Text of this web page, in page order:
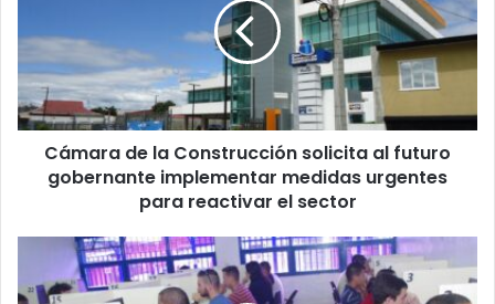
solicita
futuro
gobernante
implementar
medidas
urgentes
Cámara de la Construcción solicita al futuro
gobernante implementar medidas urgentes
para reactivar el sector
miércoles
se